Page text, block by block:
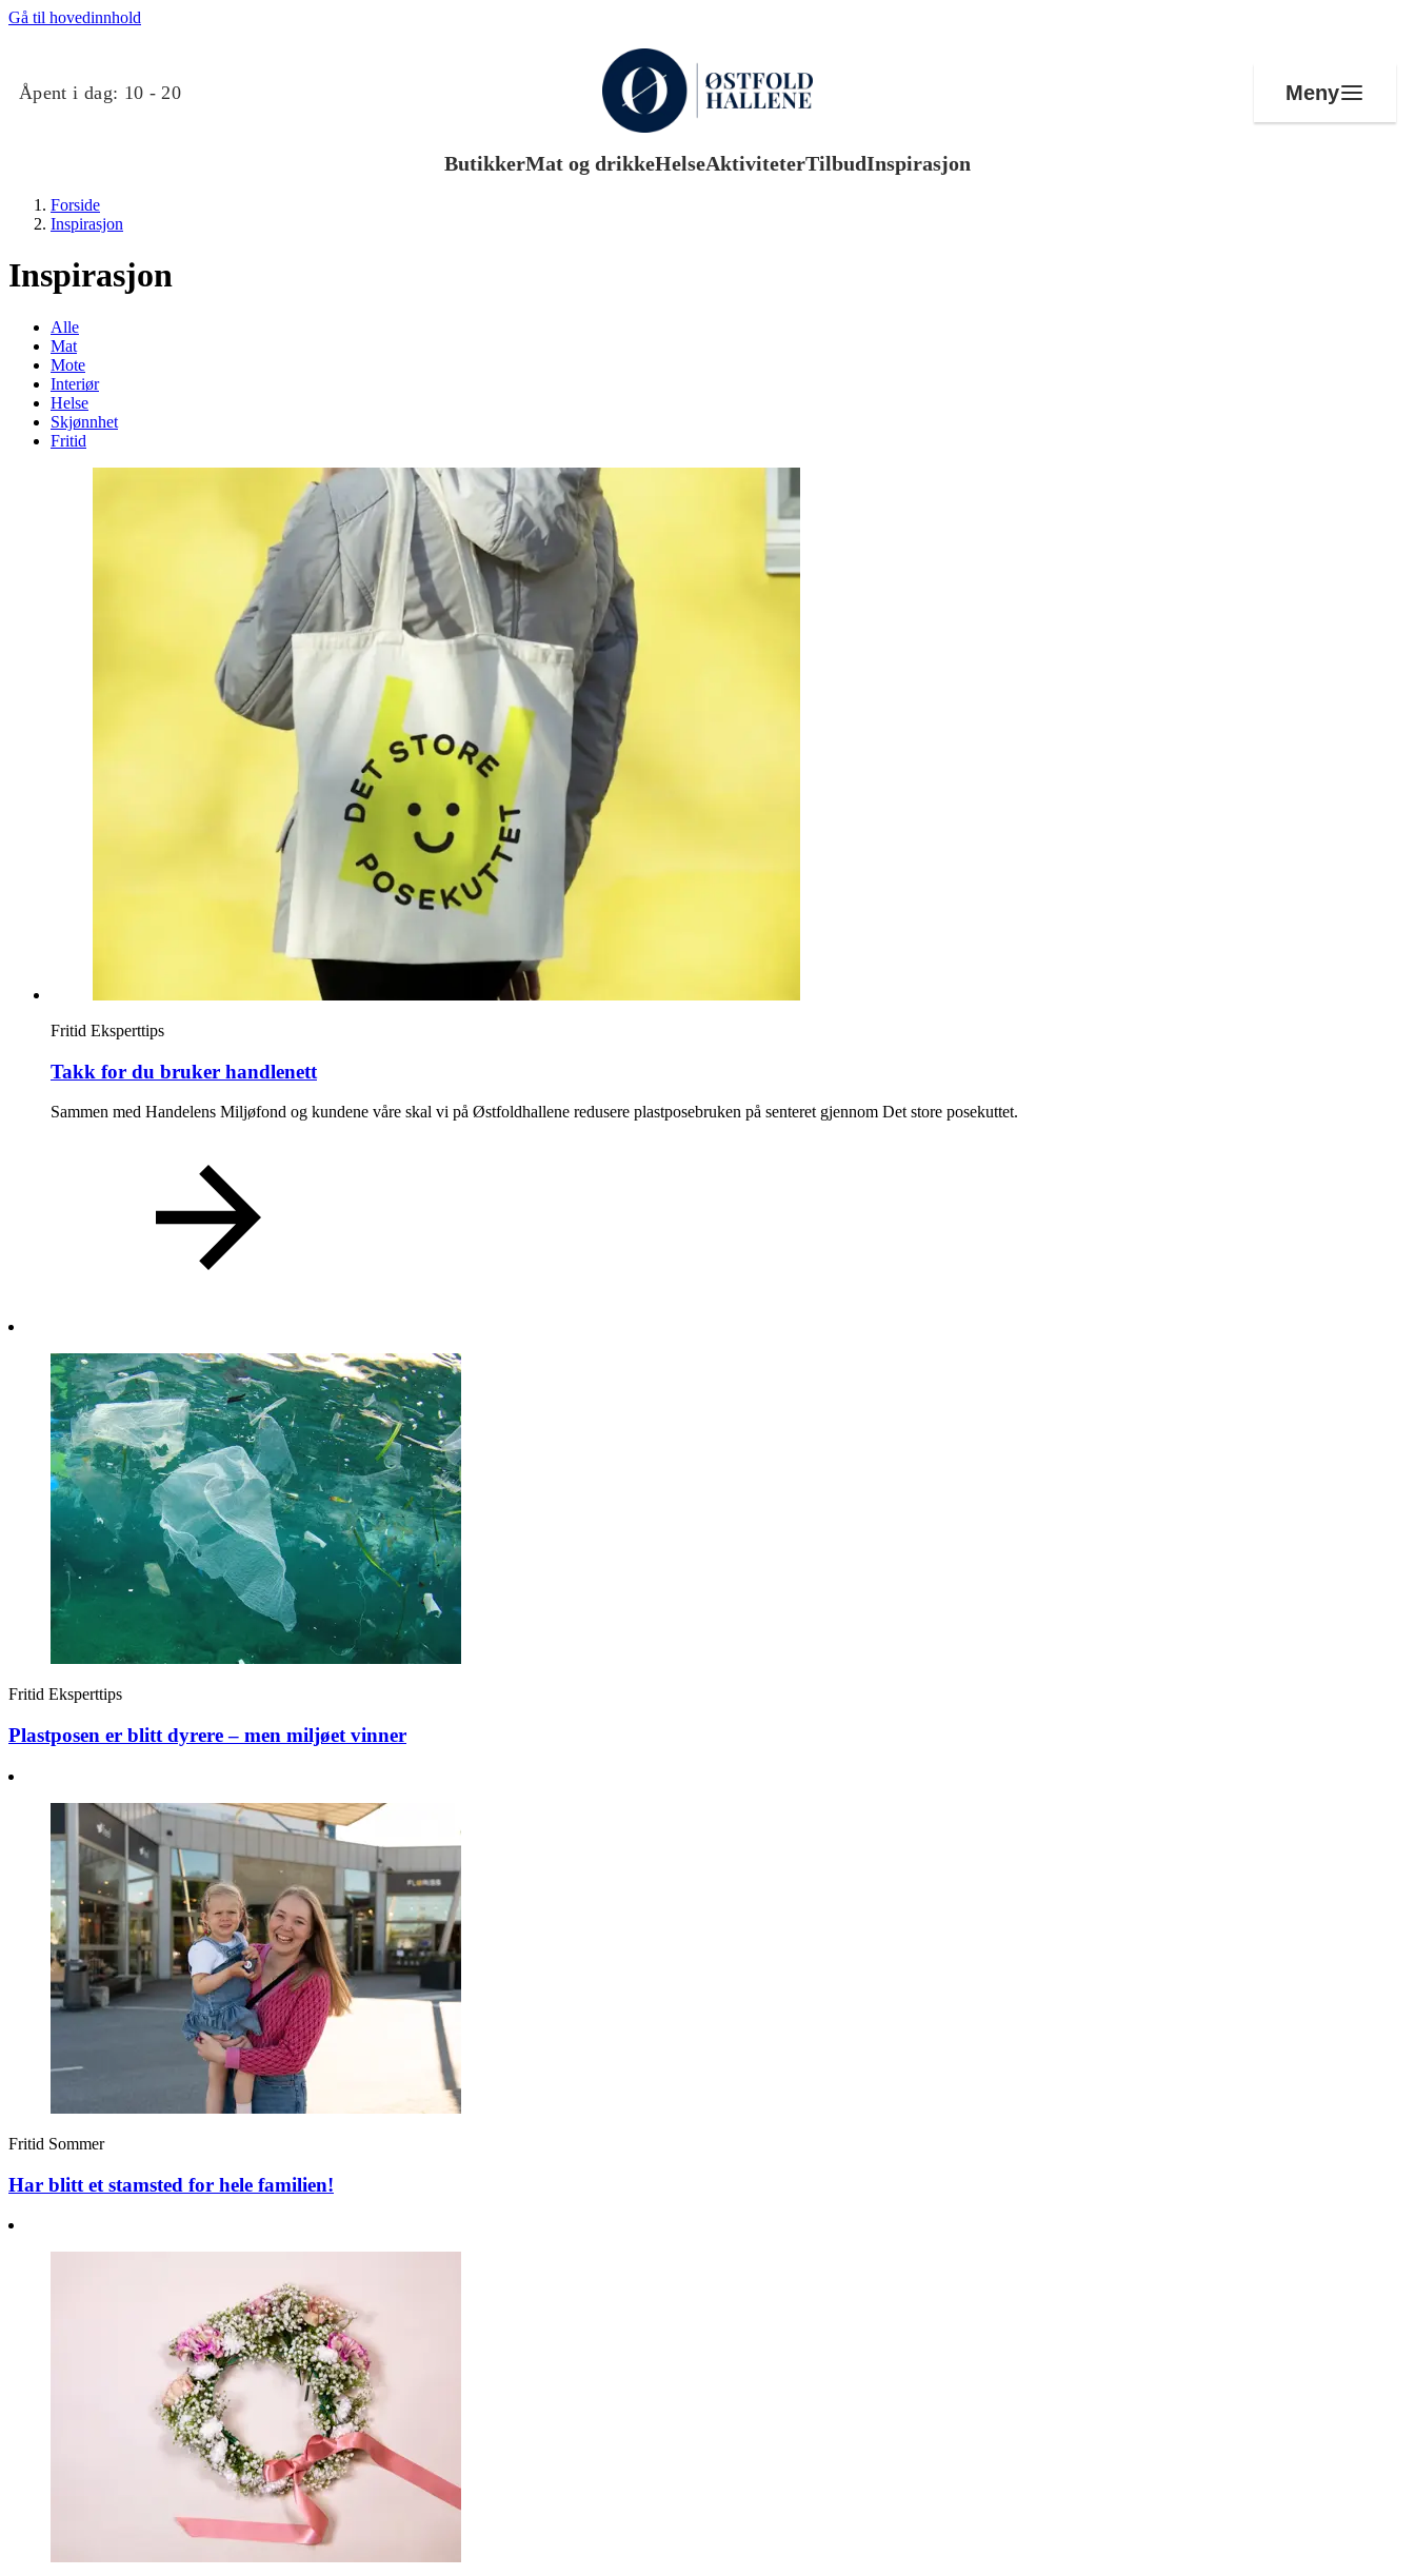
Gå til hovedinnhold
Åpent i dag: 10 - 20 Meny
ButikkerMat og drikkeHelseAktiviteterTilbudInspirasjon
Mat og drikke
Aktiviteter
Inspirasjon
Forside
Inspirasjon
Inspirasjon
Alle
Mat
Mote
Interiør
Helse
Skjønnhet
Fritid
Fritid Eksperttips
Takk for du bruker handlenett
Sammen med Handelens Miljøfond og kundene våre skal vi på Østfoldhallene redusere plastposebruken på senteret gjennom Det store posekuttet.
Fritid Eksperttips
Plastposen er blitt dyrere – men miljøet vinner
Fritid Sommer
Har blitt et stamsted for hele familien!